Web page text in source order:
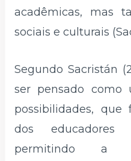
acadêmicas, mas
sociais e culturais
Segundo Sacristán
ser pensado como
possibilidades, que
dos educadores
permitindo a